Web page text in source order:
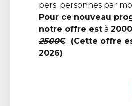
pers. personnes par
Pour ce nouveau
notre offre est à
2500€ (Cette offre
2026)